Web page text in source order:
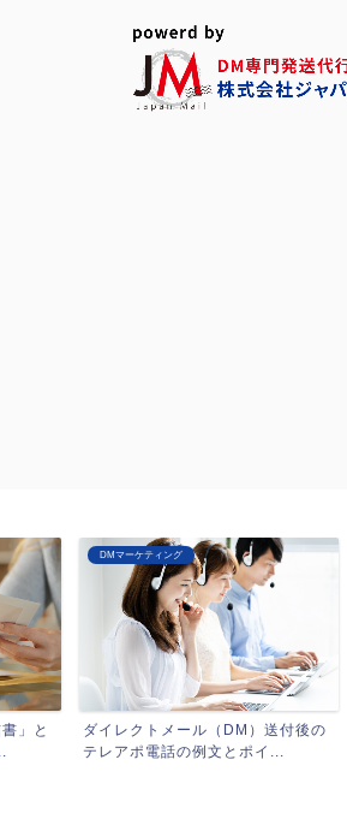
後の
日本郵便
広告郵便割引の利用方法まとめ【割
引率早見表つき】